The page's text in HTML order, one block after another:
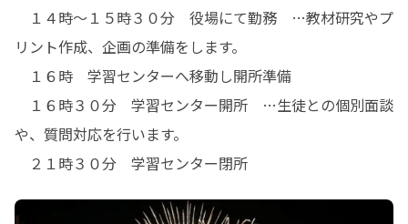
１４時～１５時３０分　役場にて勤務　…教材研究やプ
リント作成、企画の準備をします。
１６時　学習センターへ移動し開所準備
１６時３０分　学習センター開所　…生徒との個別面談
や、質問対応を行います。
２１時３０分　学習センター閉所